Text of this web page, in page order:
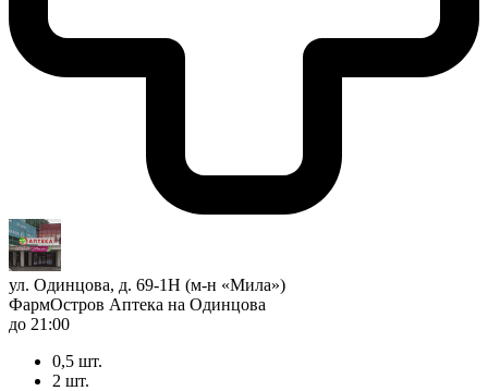
ул. Одинцова, д. 69-1Н (м-н «Мила»)
ФармОстров Аптека на Одинцова
до 21:00
0,5 шт.
2 шт.